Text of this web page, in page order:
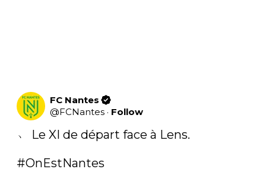
FC Nantes
@FCNantes · Follow
﹅ Le XI de départ face à Lens.
#OnEstNantes